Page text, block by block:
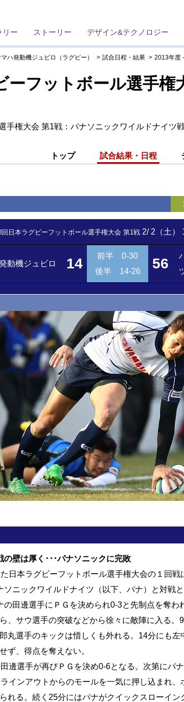
リー ストーリー デザイン&テクノロジー
マハ発動機ジュビロ（ラグビー） 試合日程・結果 2013年度
ーフットボール選手権
手権大会 第1戦：パナソニックワイルドナイツ
トップ 試合結果・日程
回日本ラグビーフットボール選手権大会 第1戦 2/ 2（土）
動機ジュビロ 14
前半 0-30
後半 14-26
56
の壁は厚く･･･パナソニックに完敗
日本ラグビーフットボール選手権大会の１回戦
ソニックワイルドナイツ（以下、パナ）と対戦と
田邊選手にＰＧを決められ0-3と先制点を奪わ
、サウ選手の突破などから徐々に敵陣に入る。
丸選手のキックは惜しくも外れる。14分にも
ず、得点を奪えない。
邊選手が再びＰＧを決め0-6となる。次第にパ
インアウトからのモールを一気に押し込まれ、
れる。続く25分にはパナがクイックスローイン